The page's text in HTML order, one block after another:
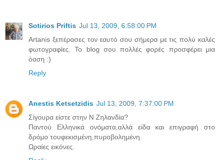
Sotirios Priftis Jul 13, 2009, 6:58:00 PM
Artanis ξεπέρασες τον εαυτό σου σήμερα με τις πολύ καλές
φωτογραφίες. Το blog σου πολλές φορές προσφέρει μια
όαση :)
Reply
Anestis Ketsetzidis Jul 13, 2009, 7:37:00 PM
Σίγουρα είστε στην Ν Ζηλανδία?
Παντού Ελληνικά ονόματα,αλλά είδα και επιγραφή στο
δρόμο τουφεκισμένη,πυροβολημένη.
Ωραίες εικόνες.